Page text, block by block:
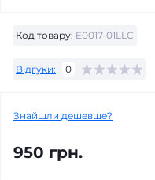
Код товару: E0017-01LLC
Відгуки: 0
Знайшли дешевше?
950 грн.